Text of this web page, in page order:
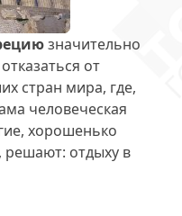
значительно
от
стран мира, где,
человеческая
хорошенько
решают: отдыху в